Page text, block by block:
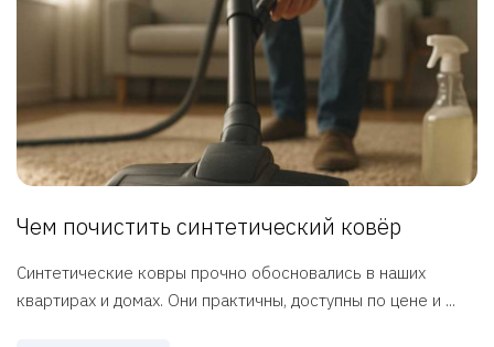
Чем почистить синтетический ковёр
Синтетические ковры прочно обосновались в наших
квартирах и домах. Они практичны, доступны по цене и ...